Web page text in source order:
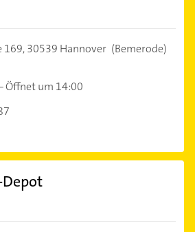
169,30539 Hannover (Bemerode)
Öffnet um 14:00
Depot